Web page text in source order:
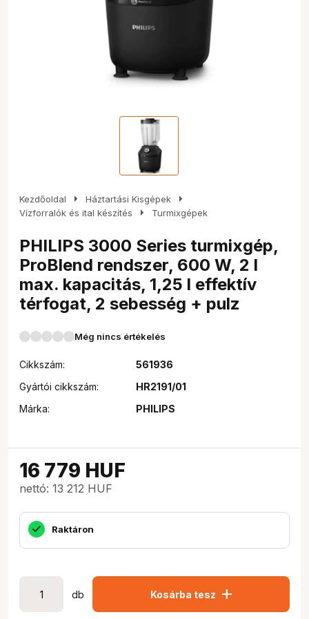
Kezdőoldal arrow_right Háztartási Kisgépek arrow_right
Vízforralók és ital készítés arrow_right Turmixgépek
PHILIPS 3000 Series turmixgép,
ProBlend rendszer, 600 W, 2 l
max. kapacitás, 1,25 l effektív
térfogat, 2 sebesség + pulz
Még nincs értékelés
Cikkszám:
561936
Gyártói cikkszám:
HR2191/01
Márka:
PHILIPS
16 779 HUF
nettó: 13 212 HUF
Raktáron
db Kosárba tesz add